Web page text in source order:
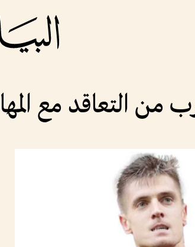
من التعاقد مع